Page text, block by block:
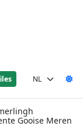
Gooise Meren